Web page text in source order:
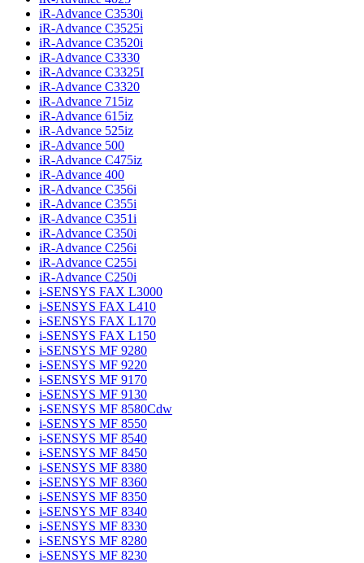
iR-Advance C3530i
iR-Advance C3525i
iR-Advance C3520i
iR-Advance C3330
iR-Advance C3325I
iR-Advance C3320
iR-Advance 715iz
iR-Advance 615iz
iR-Advance 525iz
iR-Advance 500
iR-Advance C475iz
iR-Advance 400
iR-Advance C356i
iR-Advance C355i
iR-Advance C351i
iR-Advance C350i
iR-Advance C256i
iR-Advance C255i
iR-Advance C250i
i-SENSYS FAX L3000
i-SENSYS FAX L410
i-SENSYS FAX L170
i-SENSYS FAX L150
i-SENSYS MF 9280
i-SENSYS MF 9220
i-SENSYS MF 9170
i-SENSYS MF 9130
i-SENSYS MF 8580Cdw
i-SENSYS MF 8550
i-SENSYS MF 8540
i-SENSYS MF 8450
i-SENSYS MF 8380
i-SENSYS MF 8360
i-SENSYS MF 8350
i-SENSYS MF 8340
i-SENSYS MF 8330
i-SENSYS MF 8280
i-SENSYS MF 8230